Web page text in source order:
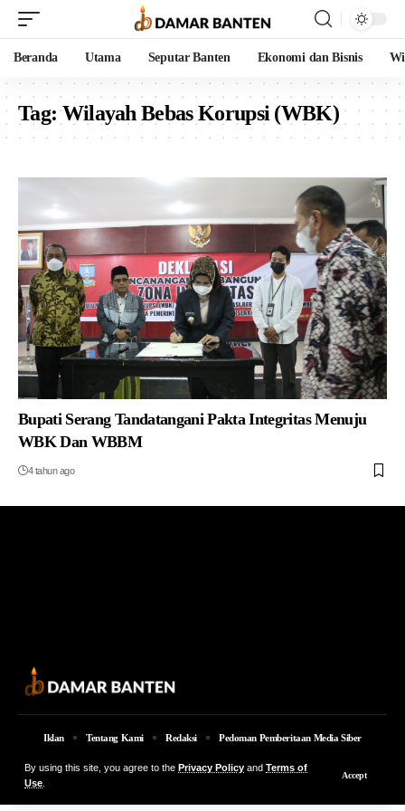
By using this site, you agree to the Privacy Policy and Terms of
Use
Accept
Beranda Utama Seputar Banten Ekonomi dan Bisnis
Tag:Wilayah Bebas Korupsi (WBK)
Bupati Serang Tandatangani Pakta Integritas Menuju
WBK Dan WBBM
4 tahun ago
© 2026 Damar Banten | PT. MEDIA DAMAR BANTEN Jalan Jakarta KM 5,
Iklan Tentang Kami Redaksi Pedoman Pemberitaan Media Siber